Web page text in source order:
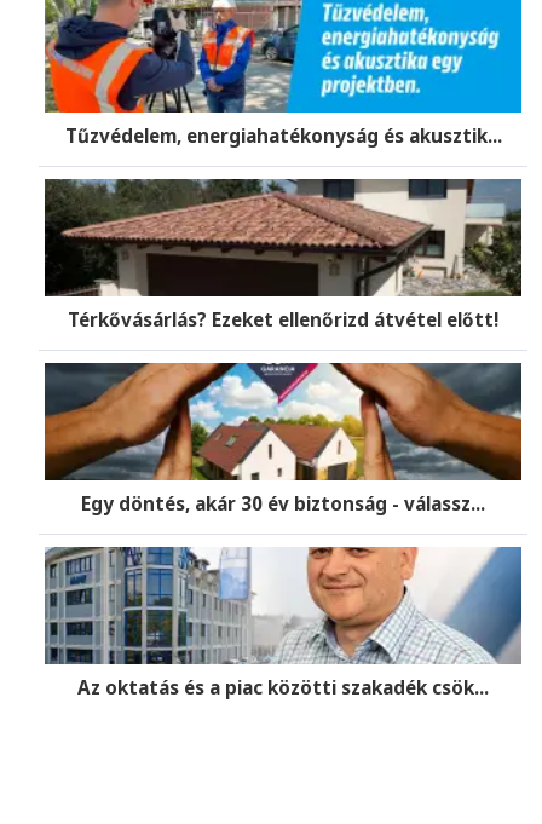
Tűzvédelem, energiahatékonyság és akusztik...
Térkővásárlás? Ezeket ellenőrizd átvétel előtt!
Egy döntés, akár 30 év biztonság - válassz...
Az oktatás és a piac közötti szakadék csök...